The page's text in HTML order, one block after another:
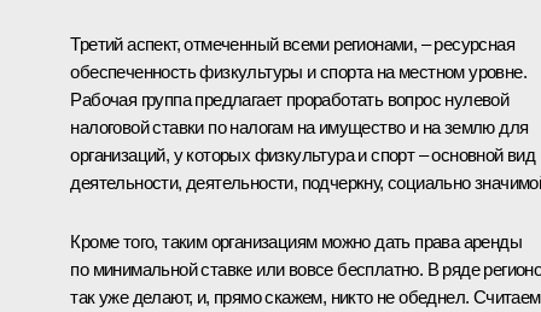
Третий аспект, отмеченный всеми регионами, – ресурсная
обеспеченность физкультуры и спорта на местном уровне.
Рабочая группа предлагает проработать вопрос нулевой
налоговой ставки по налогам на имущество и на землю для
организаций, у которых физкультура и спорт – основной вид
деятельности, деятельности, подчеркну, социально
Кроме того, таким организациям можно дать права аренды
по минимальной ставке или вовсе бесплатно. В ряде
так уже делают, и, прямо скажем, никто не обеднел. Считаем